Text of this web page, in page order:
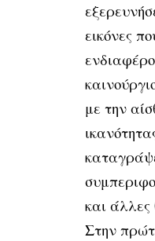
εικόνες
με την
και
Στην